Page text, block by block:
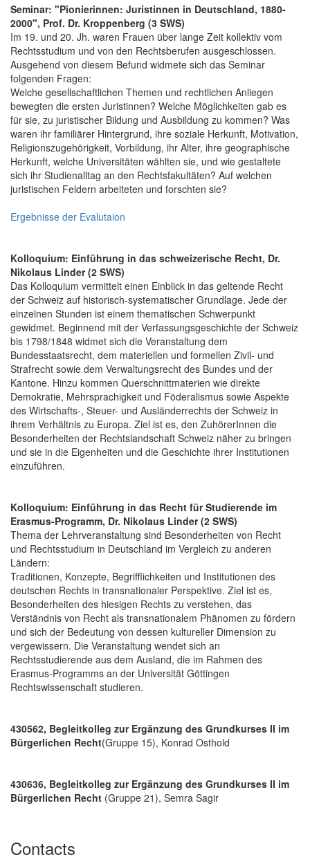
Seminar: "Pionierinnen: Juristinnen in Deutschland, 1880-
2000", Prof. Dr. Kroppenberg (3 SWS)
Im 19. und 20. Jh. waren Frauen über lange Zeit kollektiv vom
Rechtsstudium und von den Rechtsberufen ausgeschlossen.
Ausgehend von diesem Befund widmete sich das Seminar
folgenden Fragen:
Welche gesellschaftlichen Themen und rechtlichen Anliegen
bewegten die ersten Juristinnen? Welche Möglichkeiten gab es
für sie, zu juristischer Bildung und Ausbildung zu kommen? Was
waren ihr familiärer Hintergrund, ihre soziale Herkunft, Motivation,
Religionszugehörigkeit, Vorbildung, ihr Alter, ihre geographische
Herkunft, welche Universitäten wählten sie, und wie gestaltete
sich ihr Studienalltag an den Rechtsfakultäten? Auf welchen
juristischen Feldern arbeiteten und forschten sie?
Ergebnisse der Evalutaion
Kolloquium: Einführung in das schweizerische Recht, Dr.
Nikolaus Linder (2 SWS)
Das Kolloquium vermittelt einen Einblick in das geltende Recht
der Schweiz auf historisch-systematischer Grundlage. Jede der
einzelnen Stunden ist einem thematischen Schwerpunkt
gewidmet. Beginnend mit der Verfassungsgeschichte der Schweiz
bis 1798/1848 widmet sich die Veranstaltung dem
Bundesstaatsrecht, dem materiellen und formellen Zivil- und
Strafrecht sowie dem Verwaltungsrecht des Bundes und der
Kantone. Hinzu kommen Querschnittmaterien wie direkte
Demokratie, Mehrsprachigkeit und Föderalismus sowie Aspekte
des Wirtschafts-, Steuer- und Ausländerrechts der Schweiz in
ihrem Verhältnis zu Europa. Ziel ist es, den ZuhörerInnen die
Besonderheiten der Rechtslandschaft Schweiz näher zu bringen
und sie in die Eigenheiten und die Geschichte ihrer Institutionen
einzuführen.
Kolloquium: Einführung in das Recht für Studierende im
Erasmus-Programm, Dr. Nikolaus Linder (2 SWS)
Thema der Lehrveranstaltung sind Besonderheiten von Recht
und Rechtsstudium in Deutschland im Vergleich zu anderen
Ländern:
Traditionen, Konzepte, Begrifflichkeiten und Institutionen des
deutschen Rechts in transnationaler Perspektive. Ziel ist es,
Besonderheiten des hiesigen Rechts zu verstehen, das
Verständnis von Recht als transnationalem Phänomen zu fördern
und sich der Bedeutung von dessen kultureller Dimension zu
vergewissern. Die Veranstaltung wendet sich an
Rechtsstudierende aus dem Ausland, die im Rahmen des
Erasmus-Programms an der Universität Göttingen
Rechtswissenschaft studieren.
430562, Begleitkolleg zur Ergänzung des Grundkurses II im
Bürgerlichen Recht(Gruppe 15), Konrad Osthold
430636, Begleitkolleg zur Ergänzung des Grundkurses II im
Bürgerlichen Recht (Gruppe 21), Semra Sagir
Contacts